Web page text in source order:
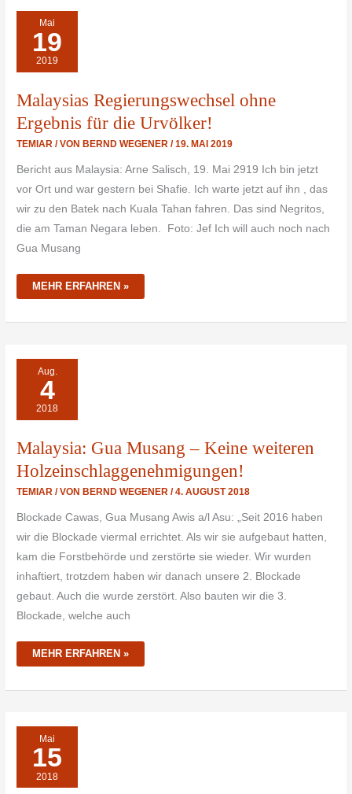
Mai
19
2019
Malaysias Regierungswechsel ohne
Ergebnis für die Urvölker!
TEMIAR / VON BERND WEGENER/19. MAI 2019
Bericht aus Malaysia: Arne Salisch, 19. Mai 2919 Ich bin jetzt
vor Ort und war gestern bei Shafie. Ich warte jetzt auf ihn , das
wir zu den Batek nach Kuala Tahan fahren. Das sind Negritos,
die am Taman Negara leben. Foto: Jef Ich will auch noch nach
Gua Musang
MALAYSIAS
REGIERUNGSWECHSEL
OHNE
ERGEBNIS
FÜR
DIE
URVÖLKER!
MEHR ERFAHREN »
Aug.
4
2018
Malaysia: Gua Musang – Keine weiteren
Holzeinschlaggenehmigungen!
TEMIAR / VON BERND WEGENER/4. AUGUST 2018
Blockade Cawas, Gua Musang Awis a/l Asu: „Seit 2016 haben
wir die Blockade viermal errichtet. Als wir sie aufgebaut hatten,
kam die Forstbehörde und zerstörte sie wieder. Wir wurden
inhaftiert, trotzdem haben wir danach unsere 2. Blockade
gebaut. Auch die wurde zerstört. Also bauten wir die 3.
Blockade, welche auch
MALAYSIA:
GUA
MUSANG
KEINE
WEITEREN
HOLZEINSCHLAGGENEHMIGUNGEN!
MEHR ERFAHREN »
Mai
15
2018
MALAYSIA:
REGIERUNGSWECHSEL
–
HOFFNUNG
FÜR
DIE
URVÖLKER?